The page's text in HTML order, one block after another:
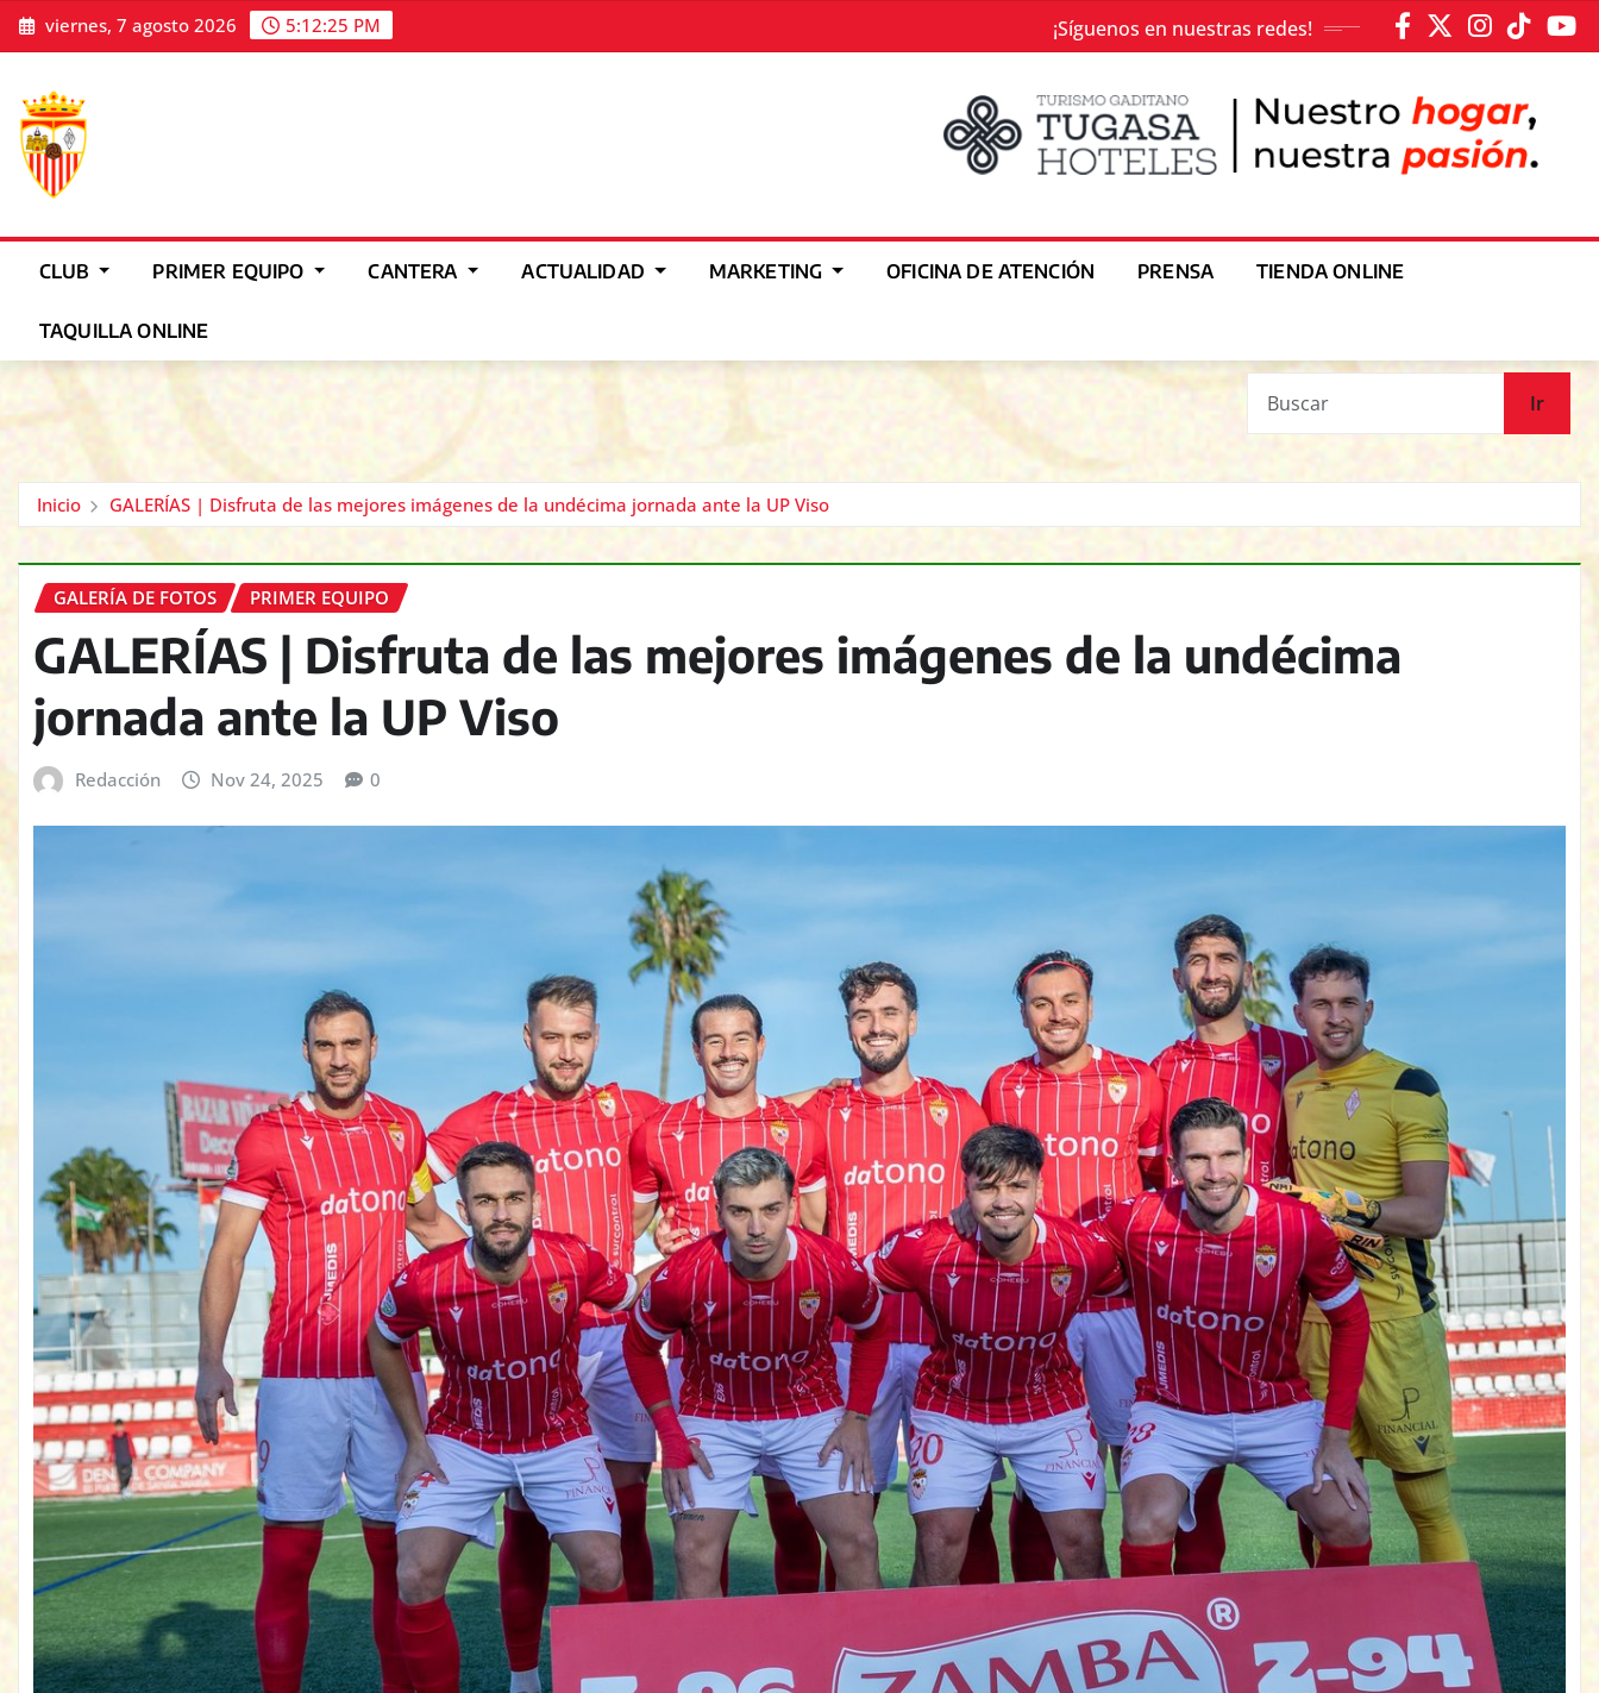
Saltar
al
viernes, 7 agosto 2026 5:12:28 PM ¡Síguenos en nuestras redes!
CLUB PRIMER EQUIPO CANTERA ACTUALIDAD MARKETING OFICINA DE ATENCIÓN PRENSA TIENDA ONLINE
TAQUILLA ONLINE
Ir
Inicio GALERÍAS | Disfruta de las mejores imágenes de la undécima jornada ante la UP Viso
GALERÍA DE FOTOS PRIMER EQUIPO
GALERÍAS | Disfruta de las mejores imágenes de la undécima
jornada ante la UP Viso
Redacción Nov 24, 2025 0